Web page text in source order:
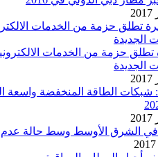
حزمة من الخدمات
الجديدة
الطاقة المنخفضة واسعة
في الشرق الأوسط وسط حالة عدم